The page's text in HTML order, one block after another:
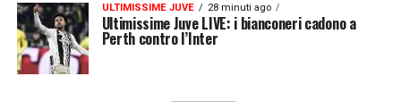
ULTIMISSIME JUVE 28 minuti ago
Ultimissime Juve LIVE: i bianconeri cadono a
Perth contro l’Inter